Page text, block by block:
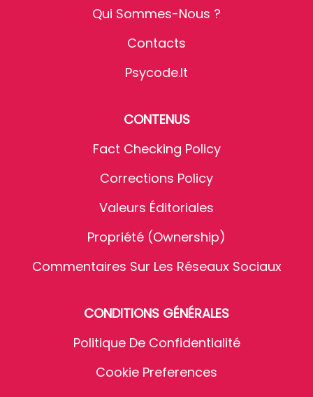
Qui Sommes-Nous ?
Contacts
Psycode.it
CONTENUS
Fact Checking Policy
Corrections Policy
Valeurs Éditoriales
Propriété (Ownership)
Commentaires Sur Les Réseaux Sociaux
CONDITIONS GÉNÉRALES
Politique De Confidentialité
Cookie Preferences